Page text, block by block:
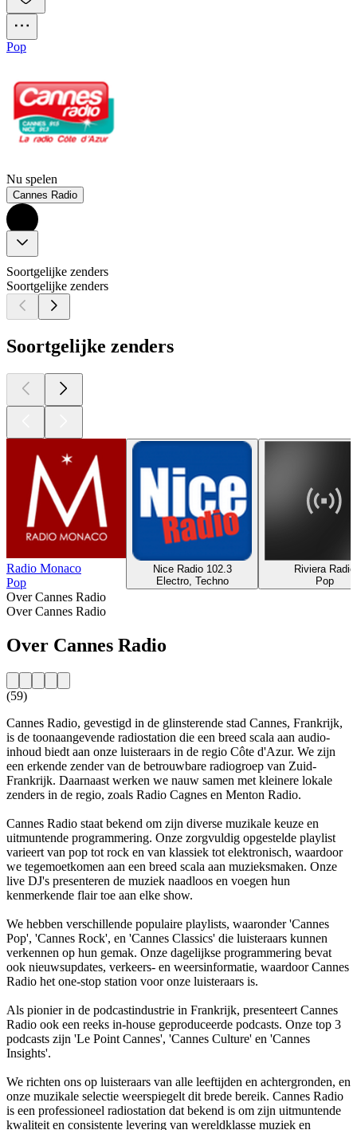
Pop
Nu spelen
Cannes Radio
Soortgelijke zenders
Soortgelijke zenders
Soortgelijke zenders
Radio Monaco
Pop
Nice Radio 102.3
Electro, Techno
Riviera Radio
Pop
Over Cannes Radio
Over Cannes Radio
Over Cannes Radio
(59)
Cannes Radio, gevestigd in de glinsterende stad Cannes, Frankrijk,
is de toonaangevende radiostation die een breed scala aan audio-
inhoud biedt aan onze luisteraars in de regio Côte d'Azur. We zijn
een erkende zender van de betrouwbare radiogroep van Zuid-
Frankrijk. Daarnaast werken we nauw samen met kleinere lokale
zenders in de regio, zoals Radio Cagnes en Menton Radio.
Cannes Radio staat bekend om zijn diverse muzikale keuze en
uitmuntende programmering. Onze zorgvuldig opgestelde playlist
varieert van pop tot rock en van klassiek tot elektronisch, waardoor
we tegemoetkomen aan een breed scala aan muzieksmaken. Onze
live DJ's presenteren de muziek naadloos en voegen hun
kenmerkende flair toe aan elke show.
We hebben verschillende populaire playlists, waaronder 'Cannes
Pop', 'Cannes Rock', en 'Cannes Classics' die luisteraars kunnen
verkennen op hun gemak. Onze dagelijkse programmering bevat
ook nieuwsupdates, verkeers- en weersinformatie, waardoor Cannes
Radio het one-stop station voor onze luisteraars is.
Als pionier in de podcastindustrie in Frankrijk, presenteert Cannes
Radio ook een reeks in-house geproduceerde podcasts. Onze top 3
podcasts zijn 'Le Point Cannes', 'Cannes Culture' en 'Cannes
Insights'.
We richten ons op luisteraars van alle leeftijden en achtergronden, en
onze muzikale selectie weerspiegelt dit brede bereik. Cannes Radio
is een professioneel radiostation dat bekend is om zijn uitmuntende
kwaliteit en consistente levering van wereldklasse muziek en